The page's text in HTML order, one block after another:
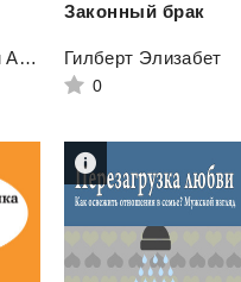
Рассел Бертран Артур Уильям
Законный брак
Гилберт Элизабет
0